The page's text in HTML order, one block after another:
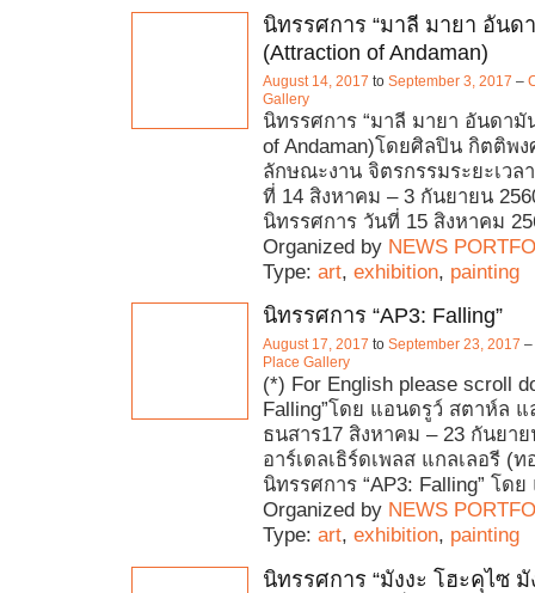
นิทรรศการ “มาลี มายา อันด
(Attraction of Andaman)
August 14, 2017 to September 3, 2017 –
Gallery
นิทรรศการ “มาลี มายา อันดามั
of Andaman)โดยศิลปิน กิตติพง
ลักษณะงาน จิตรกรรมระยะเวล
ที่ 14 สิงหาคม – 3 กันยายน
นิทรรศการ วันที่ 15 สิงหาคม
Organized by NEWS
Type: art, exhibition, painting
นิทรรศการ “AP3: Falling”
August 17, 2017 to September 23, 2017 –
Place Gallery
(*) For English please scroll
Falling”โดย แอนดรูว์ สตาห์ล
ธนสาร17 สิงหาคม – 23 กันยา
อาร์เดลเธิร์ดเพลส แกลเลอรี (
นิทรรศการ “AP3: Falling” โด
Organized by NEWS
Type: art, exhibition, painting
นิทรรศการ “มังงะ โฮะคุไซ